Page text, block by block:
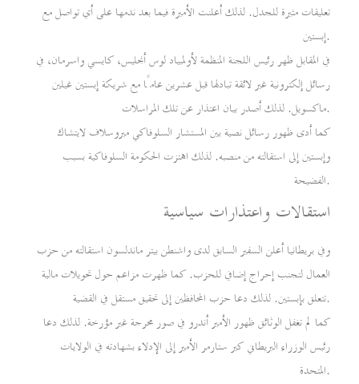
تعليقات مثيرة للجدل. لذلك أعلنت الأميرة فيما بعد ندمها على أي تواصل مع
إبستين.
في المقابل ظهر رئيس اللجنة المنظمة لأولمبياد لوس أنجليس، كايسي واسرمان، في
رسائل إلكترونية غير لائقة تبادلها قبل عشرين عامًا مع شريكة إبستين غيلين
ماكسويل. لذلك أصدر بيان اعتذار عن تلك المراسلات.
كما أدى ظهور رسائل نصية بين المستشار السلوفاكي ميروسلاف لايتشاك
وإبستين إلى استقالته من منصبه. لذلك اهتزت الحكومة السلوفاكية بسبب
الفضيحة.
استقالات واعتذارات سياسية
وفي بريطانيا أعلن السفير السابق لدى واشنطن بيتر ماندلسون استقالته من حزب
العمال لتجنب إحراج إضافي للحزب. كما ظهرت مزاعم حول تحويلات مالية
تتعلق بإبستين. لذلك دعا حزب المحافظين إلى تحقيق مستقل في القضية.
كما لم تغفل الوثائق ظهور الأمير أندرو في صور محرجة غير مؤرخة. لذلك دعا
رئيس الوزراء البريطاني كير ستارمر الأمير إلى الإدلاء بشهادته في الولايات
المتحدة.